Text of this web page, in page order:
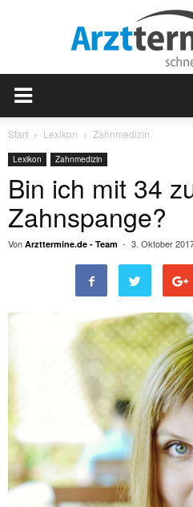
Start Lexikon Zahnmedizin
Lexikon Zahnmedizin
Bin ich mit 34
Zahnspange?
Von Arzttermine.de - Team - 3. Oktober